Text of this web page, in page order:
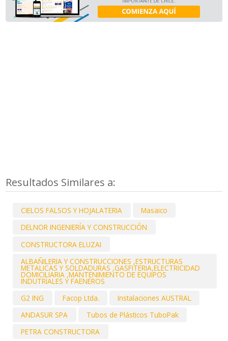
Resultados Similares a:
CIELOS FALSOS Y HOJALATERIA
Masaico
DELNOR INGENIERÍA Y CONSTRUCCIÓN
CONSTRUCTORA ELUZAI
ALBAÑILERIA Y CONSTRUCCIONES ,ESTRUCTURAS
METALICAS Y SOLDADURAS ,GASFITERIA,ELECTRICIDAD
DOMICILIARIA ,MANTENIMIENTO DE EQUIPOS
INDUTRIALES Y FAENEROS
G2 ING
Facop Ltda.
Instalaciones AUSTRAL
ANDASUR SPA
Tubos de Plásticos TuboPak
PETRA CONSTRUCTORA